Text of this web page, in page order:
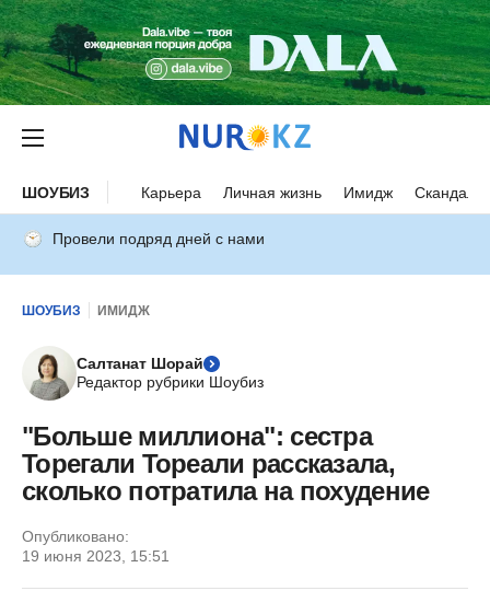
ШОУБИЗ Карьера Личная жизнь Имидж Скандалы
Провели подряд дней с нами
ШОУБИЗ ИМИДЖ
Салтанат Шорай
Редактор рубрики Шоубиз
"Больше миллиона": сестра
Торегали Тореали рассказала,
сколько потратила на похудение
Опубликовано:
19 июня 2023, 15:51